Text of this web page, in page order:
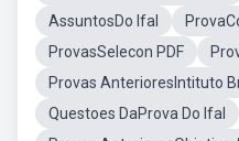
AssuntosDo Ifal
ProvasSelecon PDF
Provas AnterioresIntituto
Questoes DaProva Do Ifal